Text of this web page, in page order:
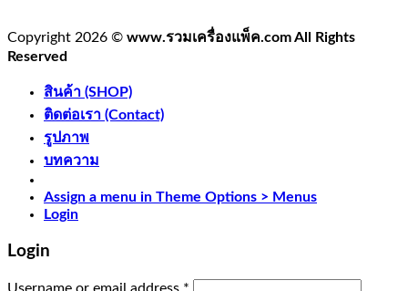
Copyright 2026 © www.รวมเครื่องแพ็ค.com All Rights
Reserved
สินค้า (SHOP)
ติดต่อเรา (Contact)
รูปภาพ
บทความ
Assign a menu in Theme Options > Menus
Login
Login